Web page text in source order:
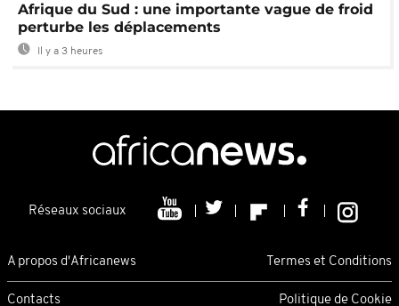
Afrique du Sud : une importante vague de froid
perturbe les déplacements
Il y a 3 heures
Réseaux sociaux
A propos d'Africanews Termes et Conditions
Contacts Politique de Cookie